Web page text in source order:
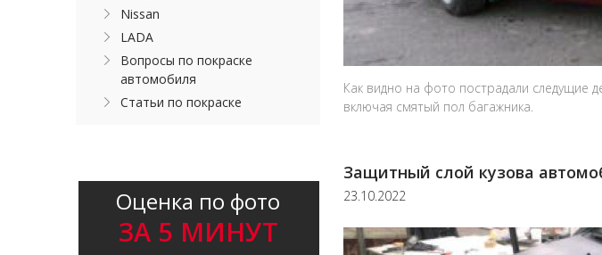
Как видно на фото пострадали следущие
включая смятый пол багажника.
Защитный слой кузова
23.10.2022
Nissan
LADA
Вопросы по покраске
автомобиля
Статьи по покраске
Оценка по фото
ЗА 5 МИНУТ